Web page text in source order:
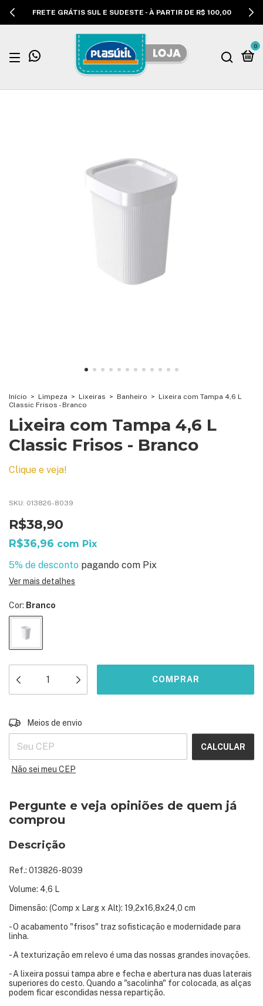
FRETE GRÁTIS SUL E SUDESTE - À PARTIR DE R$ 100,00
0
Início > Limpeza > Lixeiras > Banheiro > Lixeira com Tampa 4,6 L
Classic Frisos - Branco
Lixeira com Tampa 4,6 L
Classic Frisos - Branco
Clique e veja!
SKU: 013826-8039
R$38,90
R$36,96 com Pix
5% de desconto pagando com Pix
Ver mais detalhes
Cor: Branco
Entregas para o CEP:
Meios de envio
CALCULAR
Não sei meu CEP
Pergunte e veja opiniões de quem já
comprou
Descrição
Ref.: 013826-8039
Volume: 4,6 L
Dimensão: (Comp x Larg x Alt): 19,2x16,8x24,0 cm
- O acabamento "frisos" traz sofisticação e modernidade para
linha.
- A texturização em relevo é uma das nossas grandes inovações.
- A lixeira possui tampa abre e fecha e abertura nas duas laterais
superiores do cesto. Quando a "sacolinha" for colocada, as alças
podem ficar escondidas nessa repartição.